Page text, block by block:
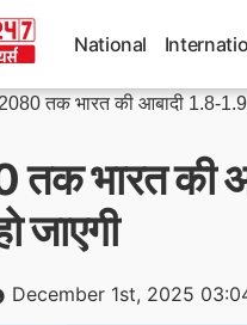
National
2080 तक भारत की आबादी 1.8-
भारत की
जाएगी
December 1st, 2025